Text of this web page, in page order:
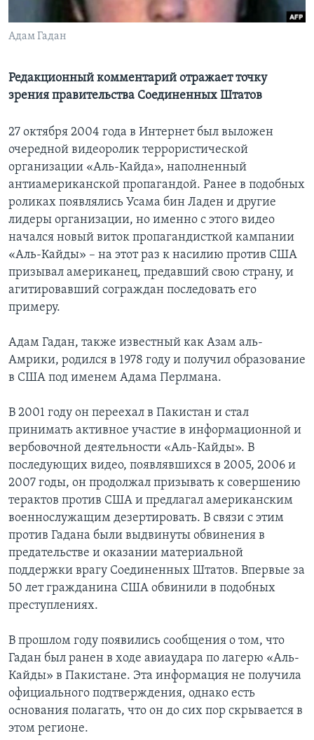
Learning English
Языки
Адам Гадан
Редакционный комментарий отражает точку
зрения правительства Соединенных Штатов
27 октября 2004 года в Интернет был выложен
очередной видеоролик террористической
организации «Аль-Кайда», наполненный
антиамериканской пропагандой. Ранее в подобных
роликах появлялись Усама бин Ладен и другие
лидеры организации, но именно с этого видео
начался новый виток пропагандисткой кампании
«Аль-Кайды» – на этот раз к насилию против США
призывал американец, предавший свою страну, и
агитировавший сограждан последовать его
примеру.
Адам Гадан, также известный как Азам аль-
Амрики, родился в 1978 году и получил образование
в США под именем Адама Перлмана.
В 2001 году он переехал в Пакистан и стал
принимать активное участие в информационной и
вербовочной деятельности «Аль-Кайды». В
последующих видео, появлявшихся в 2005, 2006 и
2007 годы, он продолжал призывать к совершению
терактов против США и предлагал американским
военнослужащим дезертировать. В связи с этим
против Гадана были выдвинуты обвинения в
предательстве и оказании материальной
поддержки врагу Соединенных Штатов. Впервые за
50 лет гражданина США обвинили в подобных
преступлениях.
В прошлом году появились сообщения о том, что
Гадан был ранен в ходе авиаудара по лагерю «Аль-
Кайды» в Пакистане. Эта информация не получила
официального подтверждения, однако есть
основания полагать, что он до сих пор скрывается в
этом регионе.